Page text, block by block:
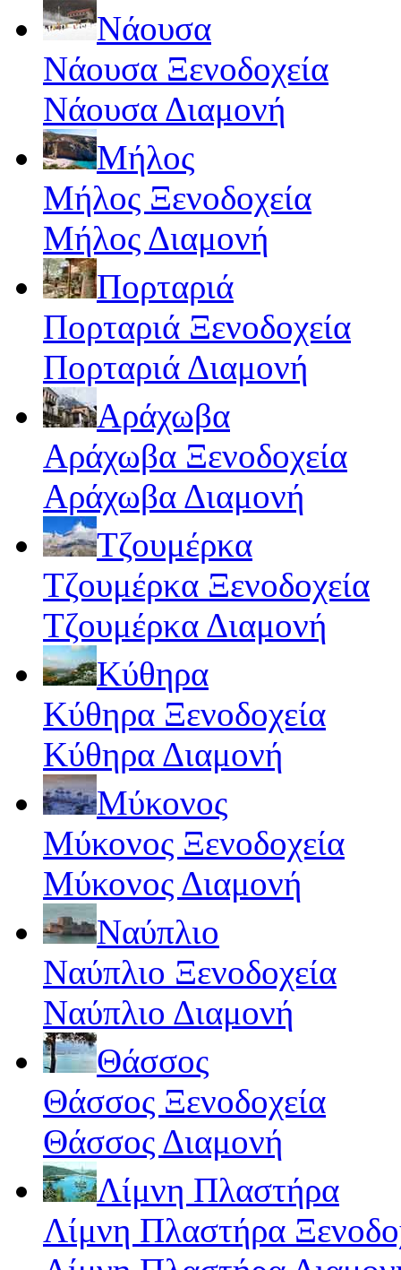
Νάουσα
Νάουσα Ξενοδοχεία
Νάουσα Διαμονή
Μήλος
Μήλος Ξενοδοχεία
Μήλος Διαμονή
Πορταριά
Πορταριά Ξενοδοχεία
Πορταριά Διαμονή
Αράχωβα
Αράχωβα Ξενοδοχεία
Αράχωβα Διαμονή
Τζουμέρκα
Τζουμέρκα Ξενοδοχεία
Τζουμέρκα Διαμονή
Κύθηρα
Κύθηρα Ξενοδοχεία
Κύθηρα Διαμονή
Μύκονος
Μύκονος Ξενοδοχεία
Μύκονος Διαμονή
Ναύπλιο
Ναύπλιο Ξενοδοχεία
Ναύπλιο Διαμονή
Θάσσος
Θάσσος Ξενοδοχεία
Θάσσος Διαμονή
Λίμνη Πλαστήρα
Λίμνη Πλαστήρα